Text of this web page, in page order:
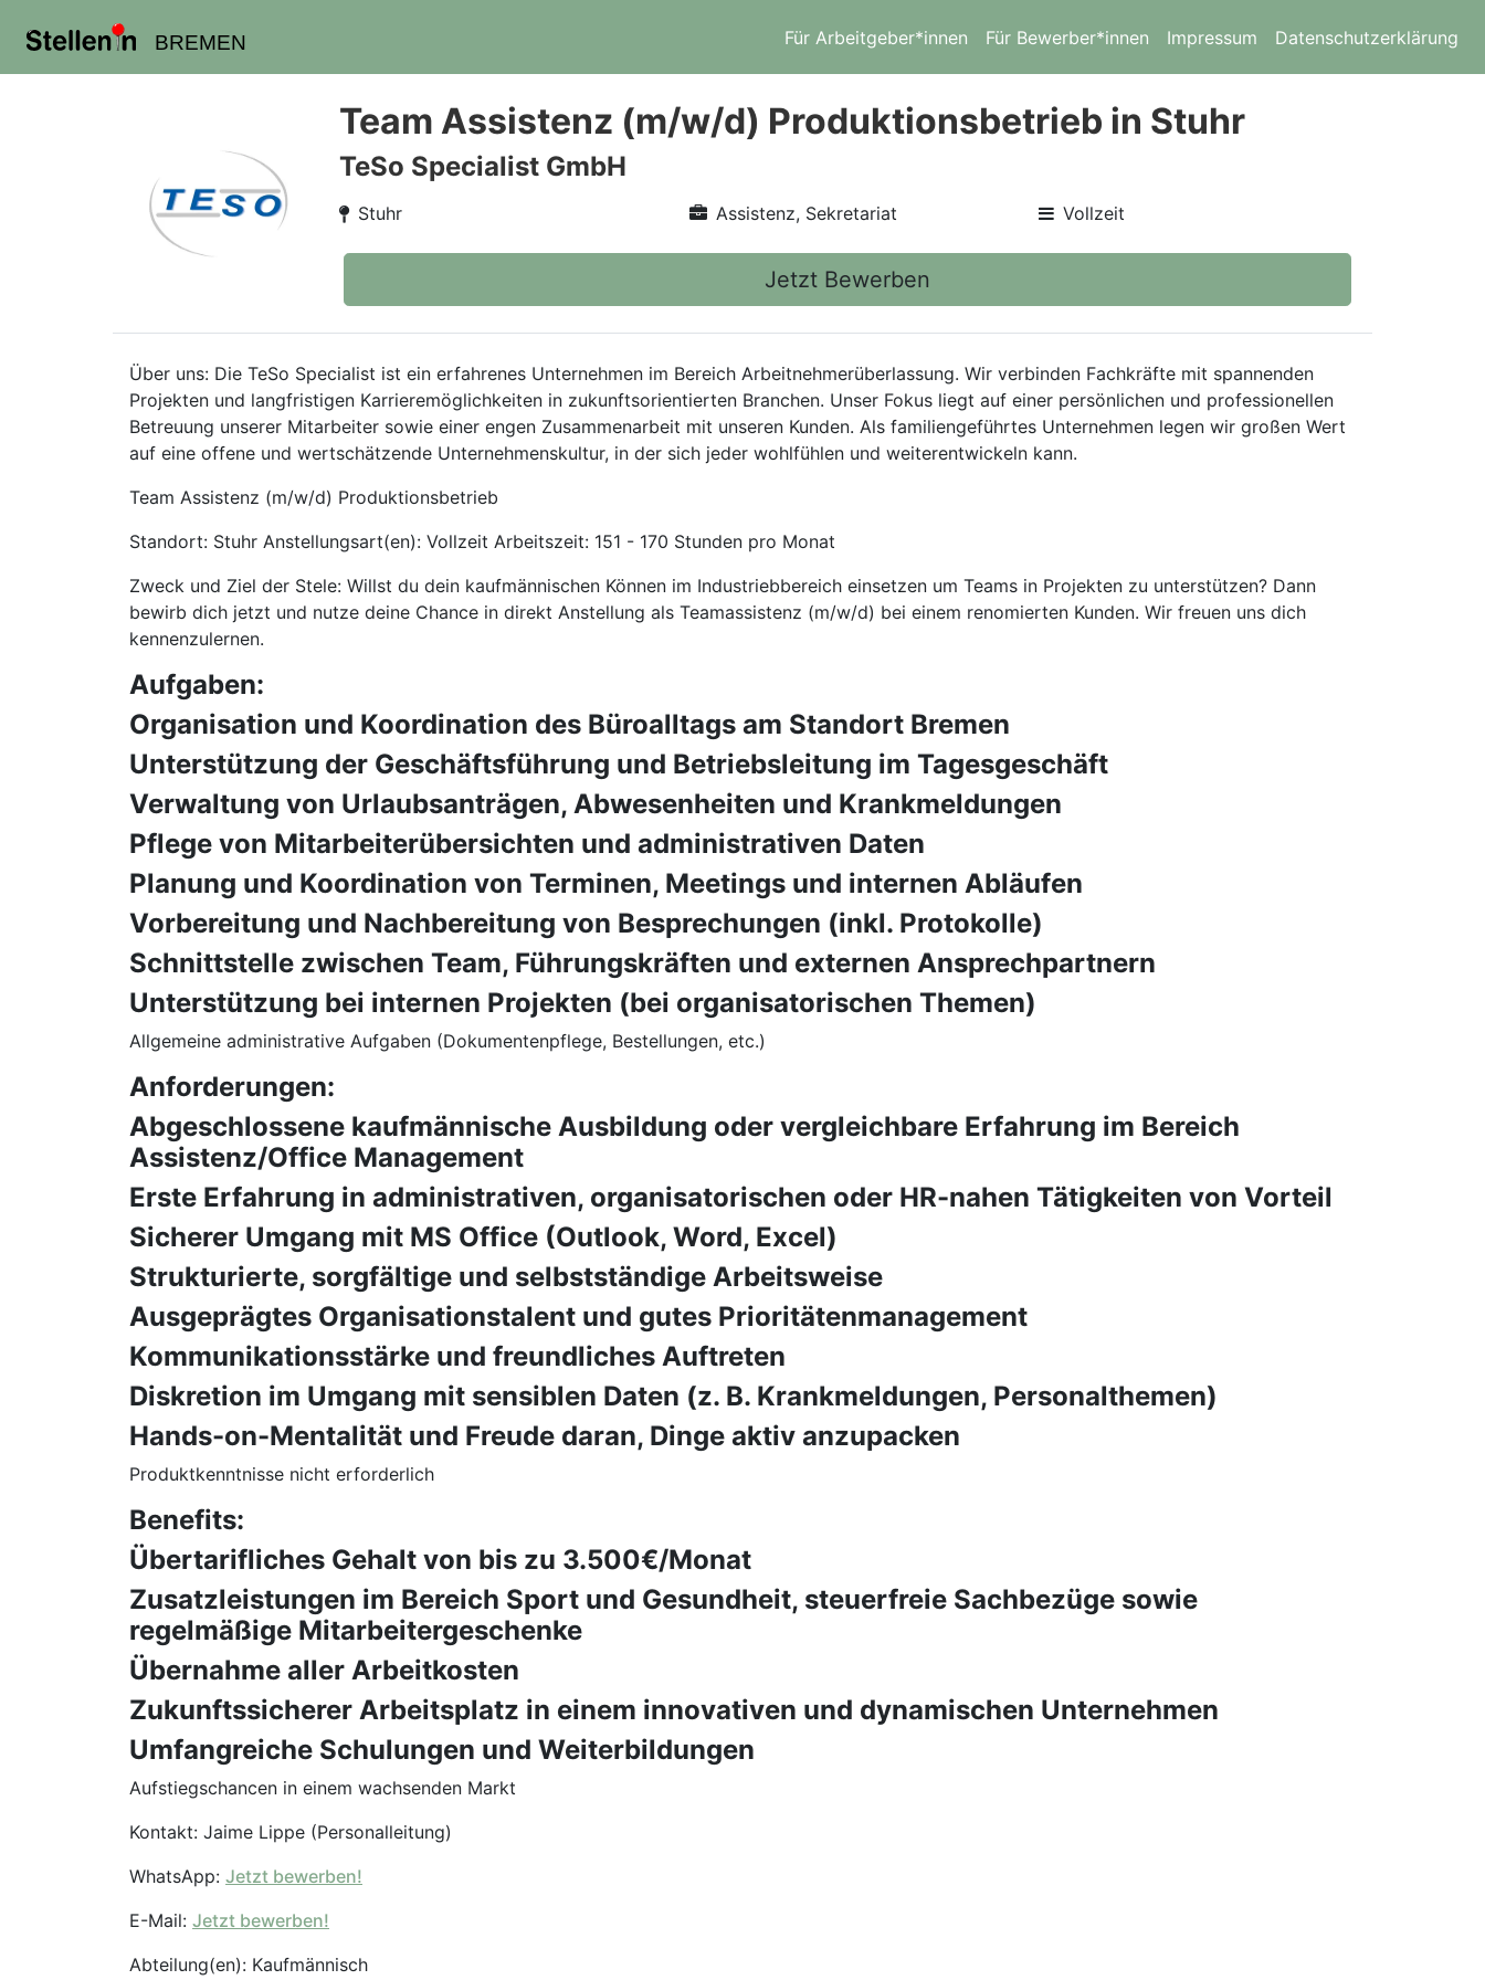
BREMEN Für Arbeitgeber*innen Für Bewerber*innen Impressum Datenschutzerklärung
Team Assistenz (m/w/d) Produktionsbetrieb in Stuhr
TeSo Specialist GmbH
Stuhr Assistenz, Sekretariat Vollzeit
Jetzt Bewerben
Über uns: Die TeSo Specialist ist ein erfahrenes Unternehmen im Bereich Arbeitnehmerüberlassung. Wir verbinden Fachkräfte mit spannenden
Projekten und langfristigen Karrieremöglichkeiten in zukunftsorientierten Branchen. Unser Fokus liegt auf einer persönlichen und professionellen
Betreuung unserer Mitarbeiter sowie einer engen Zusammenarbeit mit unseren Kunden. Als familiengeführtes Unternehmen legen wir großen Wert
auf eine offene und wertschätzende Unternehmenskultur, in der sich jeder wohlfühlen und weiterentwickeln kann.
Team Assistenz (m/w/d) Produktionsbetrieb
Standort: Stuhr Anstellungsart(en): Vollzeit Arbeitszeit: 151 - 170 Stunden pro Monat
Zweck und Ziel der Stele: Willst du dein kaufmännischen Können im Industriebbereich einsetzen um Teams in Projekten zu unterstützen? Dann
bewirb dich jetzt und nutze deine Chance in direkt Anstellung als Teamassistenz (m/w/d) bei einem renomierten Kunden. Wir freuen uns dich
kennenzulernen.
Aufgaben:
Organisation und Koordination des Büroalltags am Standort Bremen
Unterstützung der Geschäftsführung und Betriebsleitung im Tagesgeschäft
Verwaltung von Urlaubsanträgen, Abwesenheiten und Krankmeldungen
Pflege von Mitarbeiterübersichten und administrativen Daten
Planung und Koordination von Terminen, Meetings und internen Abläufen
Vorbereitung und Nachbereitung von Besprechungen (inkl. Protokolle)
Schnittstelle zwischen Team, Führungskräften und externen Ansprechpartnern
Unterstützung bei internen Projekten (bei organisatorischen Themen)
Allgemeine administrative Aufgaben (Dokumentenpflege, Bestellungen, etc.)
Anforderungen:
Abgeschlossene kaufmännische Ausbildung oder vergleichbare Erfahrung im Bereich
Assistenz/Office Management
Erste Erfahrung in administrativen, organisatorischen oder HR-nahen Tätigkeiten von Vorteil
Sicherer Umgang mit MS Office (Outlook, Word, Excel)
Strukturierte, sorgfältige und selbstständige Arbeitsweise
Ausgeprägtes Organisationstalent und gutes Prioritätenmanagement
Kommunikationsstärke und freundliches Auftreten
Diskretion im Umgang mit sensiblen Daten (z. B. Krankmeldungen, Personalthemen)
Hands-on-Mentalität und Freude daran, Dinge aktiv anzupacken
Produktkenntnisse nicht erforderlich
Benefits:
Übertarifliches Gehalt von bis zu 3.500€/Monat
Zusatzleistungen im Bereich Sport und Gesundheit, steuerfreie Sachbezüge sowie
regelmäßige Mitarbeitergeschenke
Übernahme aller Arbeitkosten
Zukunftssicherer Arbeitsplatz in einem innovativen und dynamischen Unternehmen
Umfangreiche Schulungen und Weiterbildungen
Aufstiegschancen in einem wachsenden Markt
Kontakt: Jaime Lippe (Personalleitung)
WhatsApp: Jetzt bewerben!
E-Mail: Jetzt bewerben!
Abteilung(en): Kaufmännisch